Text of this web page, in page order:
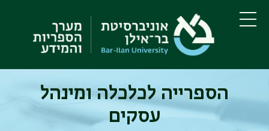
לתוכן
העיקרי
לתפריט
ניווט
ראשי
תפריט
הספרייה לכלכלה ומינהל
עסקים